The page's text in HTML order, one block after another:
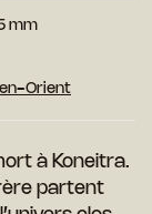
mm
Orient
à Koneitra.
partent